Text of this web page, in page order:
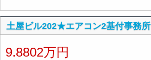
土屋ビル202★エアコン2基付事務所
9.8802万円